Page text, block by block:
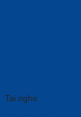
Tai nghe